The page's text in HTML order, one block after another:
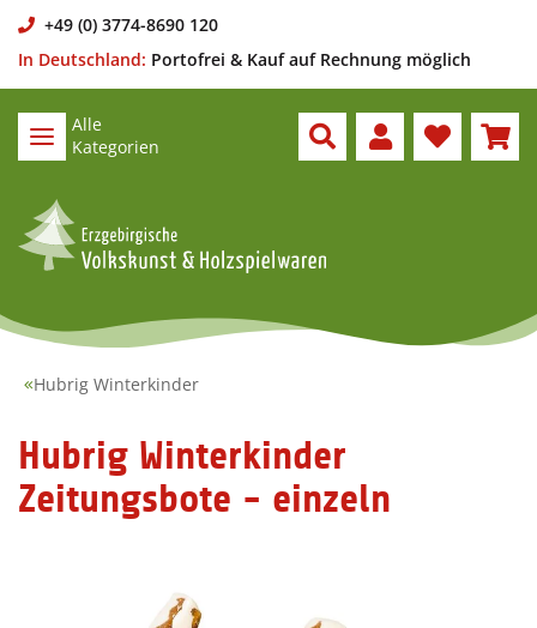
+49 (0) 3774-8690 120
In Deutschland: Portofrei & Kauf auf Rechnung möglich
Alle
Kategorien
Hubrig Winterkinder
Hubrig Winterkinder
Zeitungsbote - einzeln